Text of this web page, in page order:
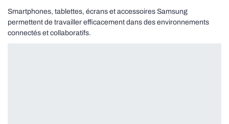
Smartphones, tablettes, écrans et accessoires Samsung
permettent de travailler efficacement dans des environnements
connectés et collaboratifs.